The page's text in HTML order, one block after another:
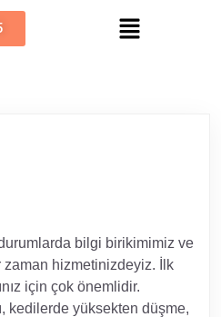
bilgi birikimimiz ve
zaman hizmetinizdeyiz. İlk
için çok önemlidir.
kedilerde yüksekten düşme,